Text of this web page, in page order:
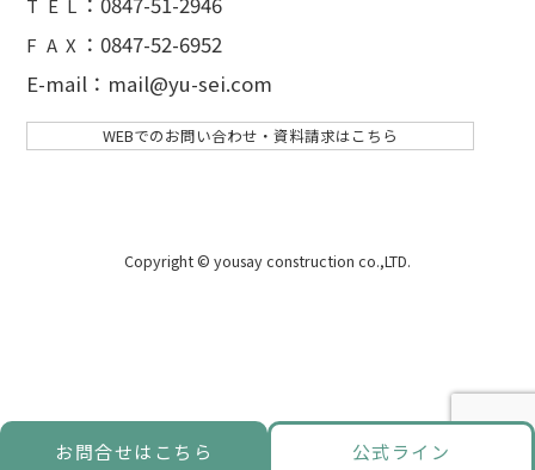
お問合せはこちら 公式ライン
T E L
F A X ：0847-52-6952
E-mail：mail@yu-sei.com
WEBでのお問い合わせ・資料請求はこちら
Copyright © yousay construction co.,LTD.